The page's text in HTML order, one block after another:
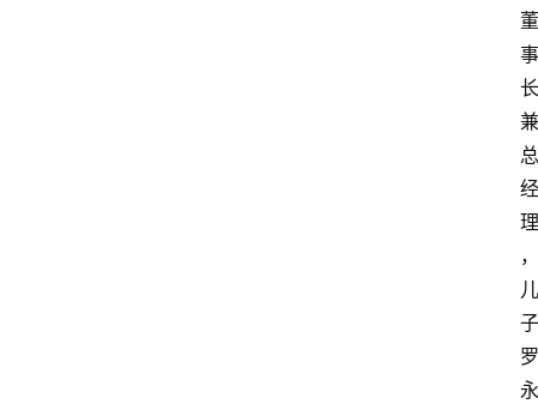
董
事
长
兼
总
经
理
，
儿
子
罗
永